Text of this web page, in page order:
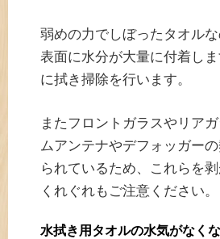
弱めの力でしぼったタオル
表面に水分が大量に付着し
に拭き掃除を行います。
またフロントガラスやリア
ムアンテナやデフォッガー
られているため、これらを
くれぐれもご注意ください。
水拭き用タオルの水気がなく